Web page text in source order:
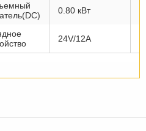
0.80 кВт
24V/12A